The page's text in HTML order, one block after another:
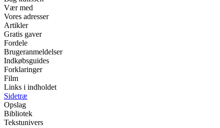
Vær med
Vores adresser
Artikler
Gratis gaver
Fordele
Brugeranmeldelser
Indkøbsguides
Forklaringer
Film
Links i indholdet
Sidetræ
Opslag
Bibliotek
Tekstunivers